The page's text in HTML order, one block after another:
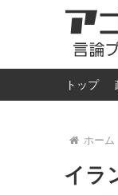
トップ
ホーム
イラ